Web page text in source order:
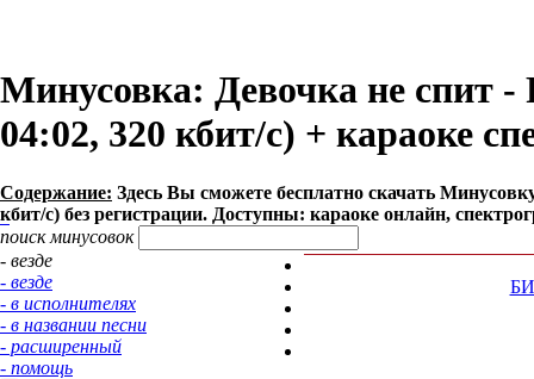
Минусовка: Девочка не спит -
04:02, 320 кбит/с) + караоке
Содержание: Здесь Вы сможете бесплатно cкачать
кбит/с) без регистрации. Доступны: караоке онлайн,
поиск минусовок
- везде
- везде
- в исполнителях
- в названии песни
- расширенный
- помощь